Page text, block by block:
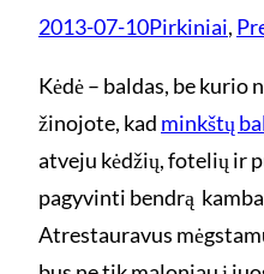
2013-07-10Pirkiniai,
Kėdė – baldas, be kurio
žinojote, kad minkštų
atveju kėdžių, fotelių ir
pagyvinti bendrą
Atrestauravus